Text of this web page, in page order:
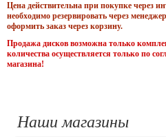
Цена действительна при покупке через
необходимо резервировать через
оформить заказ через корзину.
Продажа дисков возможна только
количества осуществляется только по
магазина!
Наши магазины